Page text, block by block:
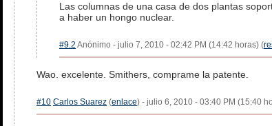
Las columnas de una casa de dos plantas
a haber un hongo nuclear.
#9.2 Anónimo - julio 7, 2010 - 02:42 PM (14:42 horas) (
Wao. excelente. Smithers, comprame la patente.
#10 Carlos Suarez (enlace) - julio 6, 2010 - 03:40 PM (15:40